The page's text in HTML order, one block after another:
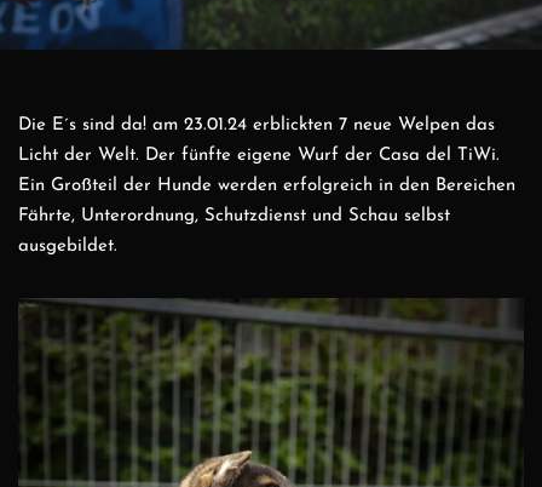
Instagram
YouTube
Die E´s sind da! am 23.01.24 erblickten 7 neue Welpen das
Licht der Welt. Der fünfte eigene Wurf der Casa del TiWi.
Ein Großteil der Hunde werden erfolgreich in den Bereichen
Fährte, Unterordnung, Schutzdienst und Schau selbst
ausgebildet.